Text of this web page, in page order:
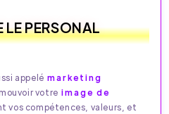
LE PERSONAL
appelé marketing
votre image de
vos compétences, valeurs, et